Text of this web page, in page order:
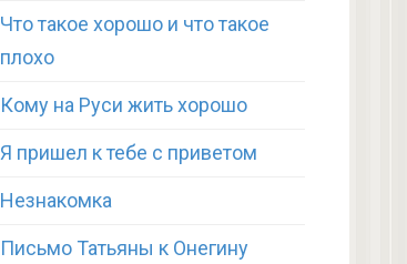
Что такое хорошо и что такое
плохо
Кому на Руси жить хорошо
Я пришел к тебе с приветом
Незнакомка
Письмо Татьяны к Онегину